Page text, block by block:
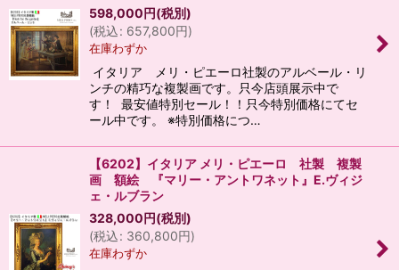
598,000 円(税別)
(税込: 657,800円)
在庫わずか
イタリア メリ・ピエーロ社製のアルベール・リ
ンチの精巧な複製画です。只今店頭展示中で
す！ 最安値特別セール！！只今特別価格にてセ
ール中です。 ※特別価格につ…
【6202】イタリア メリ・ピエーロ 社製 複製
画 額絵 『マリー・アントワネット』E.ヴィジ
ェ・ルブラン
328,000 円(税別)
(税込: 360,800円)
在庫わずか